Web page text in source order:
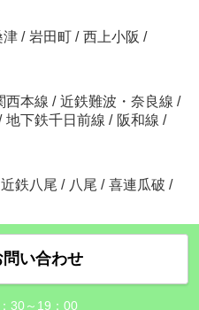
津 / 岩田町 / 西上小阪 /
西本線 / 近鉄難波・奈良線 /
地下鉄千日前線 / 阪和線 /
近鉄八尾 / 八尾 / 喜連瓜破 /
い合わせ
30～19：00